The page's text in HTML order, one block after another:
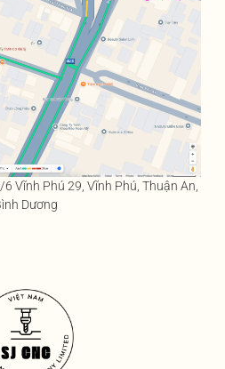
6 Vĩnh Phú 29, Vĩnh Phú, Thuận An,
Dương